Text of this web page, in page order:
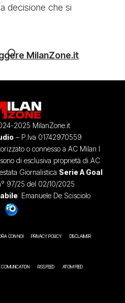
decisione che si
MilanZone.it
2025 MilanZone.it
– P.Iva 01742970559
o connesso a AC Milan I
di esclusiva proprietà di AC
Giornalistica Serie A Goal
97/25 del 02/10/2025
: Emanuele De Scisciolo
CON NOI PRIVACY POLICY DISCLAIMER
COMUNICATION RSS FEED ATOM FEED